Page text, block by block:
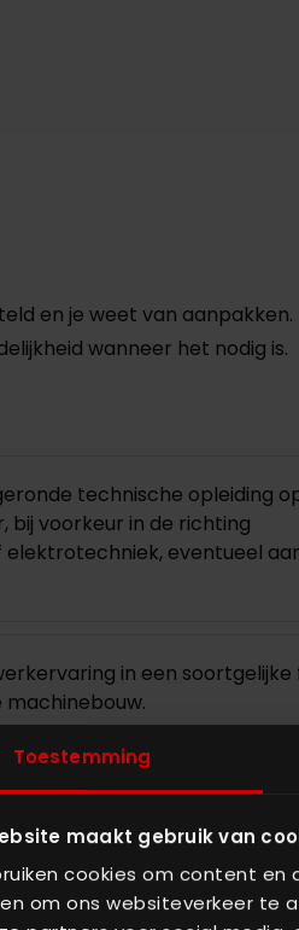
Toestemming
maakt gebruik van
cookies om content
om ons websiteverkeer te
en je weet van
wanneer het nodig is.
technische opleiding
bij voorkeur in de richting
eventueel
in een soortgelijke
machinebouw.
pneumatiek en
van de Nederlandse